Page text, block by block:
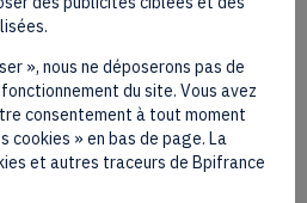
», nous ne déposerons pas de
du site. Vous avez
consentement à tout moment
cookies » en bas de page. La
et autres traceurs de Bpifrance